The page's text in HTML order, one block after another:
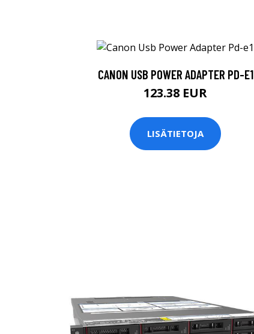
CANON USB POWER ADAPTER PD-E1
123.38 EUR
LISÄTIETOJA